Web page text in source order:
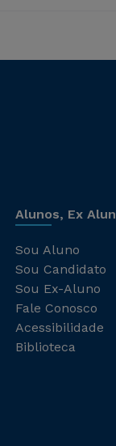
Alunos, Ex
Sou Aluno
Sou Candidato
Sou Ex-Aluno
Fale Conosco
Acessibilidade
Biblioteca